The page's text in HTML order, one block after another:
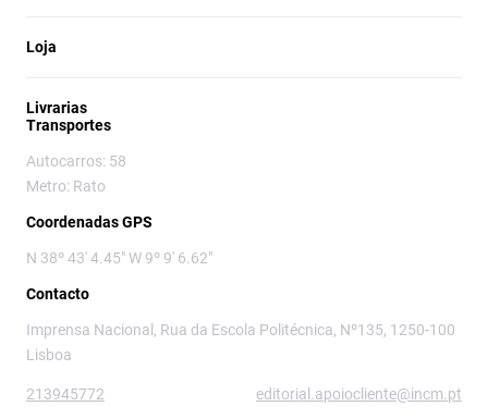
Loja
Livrarias
Transportes
Autocarros: 58
Metro: Rato
Coordenadas GPS
N 38º 43' 4.45" W 9º 9' 6.62"
Contacto
Imprensa Nacional, Rua da Escola Politécnica, Nº135, 1250-100
Lisboa
213945772 editorial.apoiocliente@incm.pt